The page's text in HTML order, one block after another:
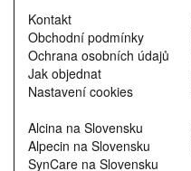
Kontakt
Obchodní podmínky
Ochrana osobních údajů
Jak objednat
Nastavení cookies
Alcina na Slovensku
Alpecin na Slovensku
SynCare na Slovensku